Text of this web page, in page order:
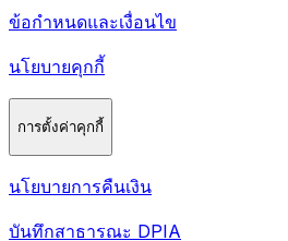
ข้อกำหนดและเงื่อนไข
นโยบายคุกกี้
การตั้งค่าคุกกี้
นโยบายการคืนเงิน
บันทึกสาธารณะ DPIA